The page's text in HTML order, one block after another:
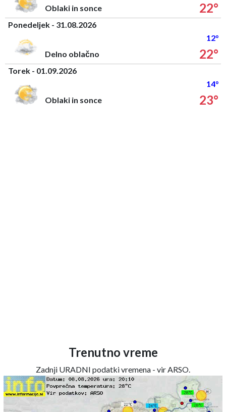
Oblaki in sonce
22°
Ponedeljek - 31.08.2026
12°
Delno oblačno
22°
Torek - 01.09.2026
14°
Oblaki in sonce
23°
Trenutno vreme
Zadnji URADNI podatki vremena - vir ARSO.